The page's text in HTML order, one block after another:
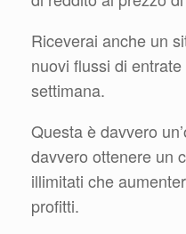
Riceverai anche un
nuovi flussi di
settimana.
Questa è davvero
davvero ottenere un
illimitati che
profitti.